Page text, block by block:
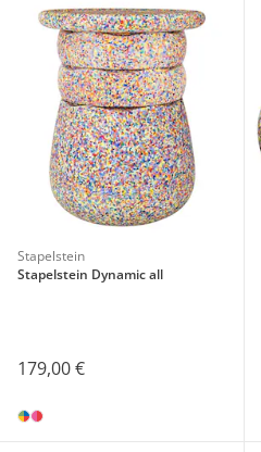
Stapelstein
Stapelstein Dynamic all
179,00 €